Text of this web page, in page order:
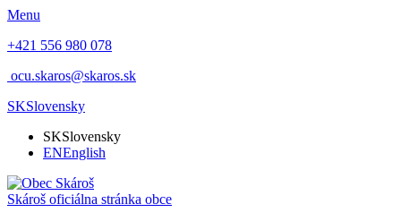
Menu
+421 556 980 078
ocu.skaros@skaros.sk
SKSlovensky
SKSlovensky
ENEnglish
Skároš oficiálna stránka obce